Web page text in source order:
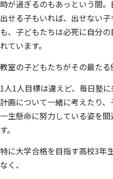
時が過ぎるのもあっという間。
出せる子もいれば、出せない
も、子どもたちは必死に自分の
れています。
教室の子どもたちがその最たる
1人1人目標は違えど、毎日塾
計画について一緒に考えたり
一生懸命に努力している姿を
す。
特に大学合格を目指す高校3年
なく、